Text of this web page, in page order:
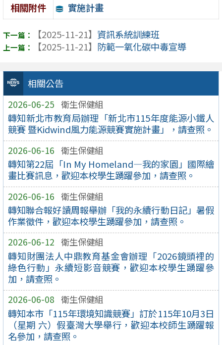
相關公告
2026-06-25 衛生保健組
轉知新北市教育局辦理「新北市115年度能源小鐵人
競賽 暨Kidwind風力能源競賽實施計畫」，請查照。
2026-06-16 衛生保健組
轉知第22屆「In My Homeland—我的家園」國際繪
畫比賽訊息，歡迎本校學生踴躍參加，請查照。
2026-06-16 衛生保健組
轉知聯合報好讀周報舉辦「我的永續行動日記」暑假
作業徵件，歡迎本校學生踴躍參加，請查照。
2026-06-12 衛生保健組
轉知財團法人中鼎教育基金會辦理「2026鏡頭裡的
綠色行動」永續短影音競賽，歡迎本校學生踴躍參
加，請查照。
2026-06-08 衛生保健組
轉知本市「115年環境知識競賽」訂於115年10月3日
（星期 六）假臺灣大學舉行，歡迎本校師生踴躍報
名參加，請查照。
相關附件
實施計畫
【2025-11-21】 資訊系統訓練班
【2025-11-21】 防範一氧化碳中毒宣導